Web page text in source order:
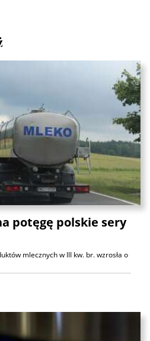
potęgę polskie sery
mlecznych w III kw. br. wzrosła o